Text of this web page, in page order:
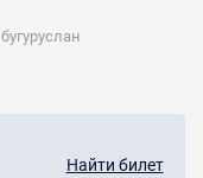
бугуруслан
Найти билет